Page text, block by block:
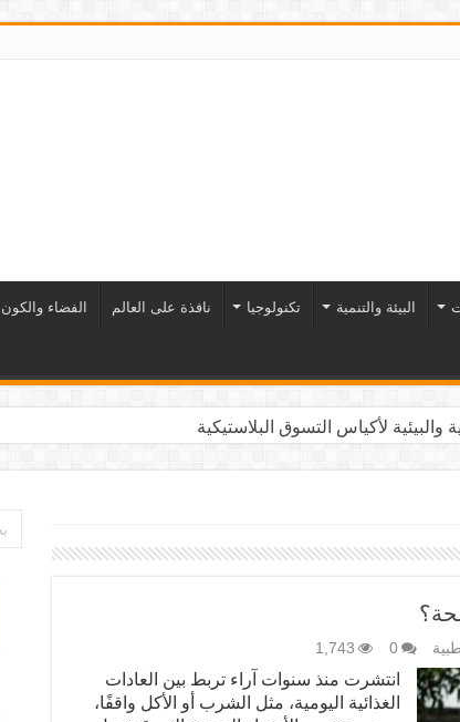
البيئة والتنمية تكنولوجيا نافذة على العالم الفضاء والكون
لأكياس التسوق البلاستيكية
0
1,743
انتشرت منذ سنوات آراء تربط بين العادات
الغذائية اليومية، مثل الشرب أو الأكل واقفًا،